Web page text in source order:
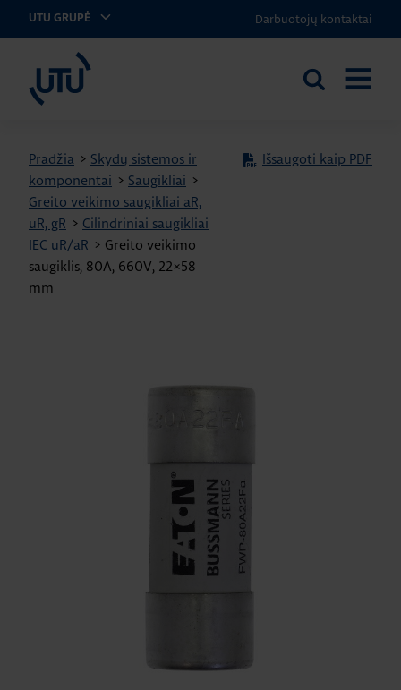
UTU GRUPĖ Darbuotojų kontaktai
UTU Lithuania
Ieškoti
Pradžia > Skydų sistemos ir
komponentai > Saugikliai >
Greito veikimo saugikliai aR,
uR, gR > Cilindriniai saugikliai
IEC uR/aR > Greito veikimo
saugiklis, 80A, 660V, 22×58
mm
Išsaugoti kaip PDF